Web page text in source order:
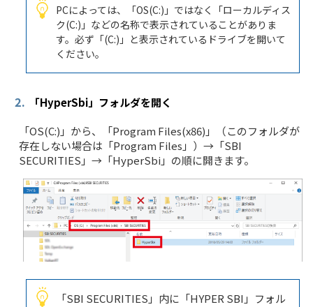
PCによっては、「OS(C:)」ではなく「ローカルディス
ク(C:)」などの名称で表示されていることがありま
す。必ず「(C:)」と表示されているドライブを開いて
ください。
2.
「HyperSbi」フォルダを開く
「OS(C:)」から、「Program Files(x86)」（このフォルダが
存在しない場合は「Program Files」）→「SBI
SECURITIES」→「HyperSbi」の順に開きます。
「SBI SECURITIES」内に「HYPER SBI」フォル